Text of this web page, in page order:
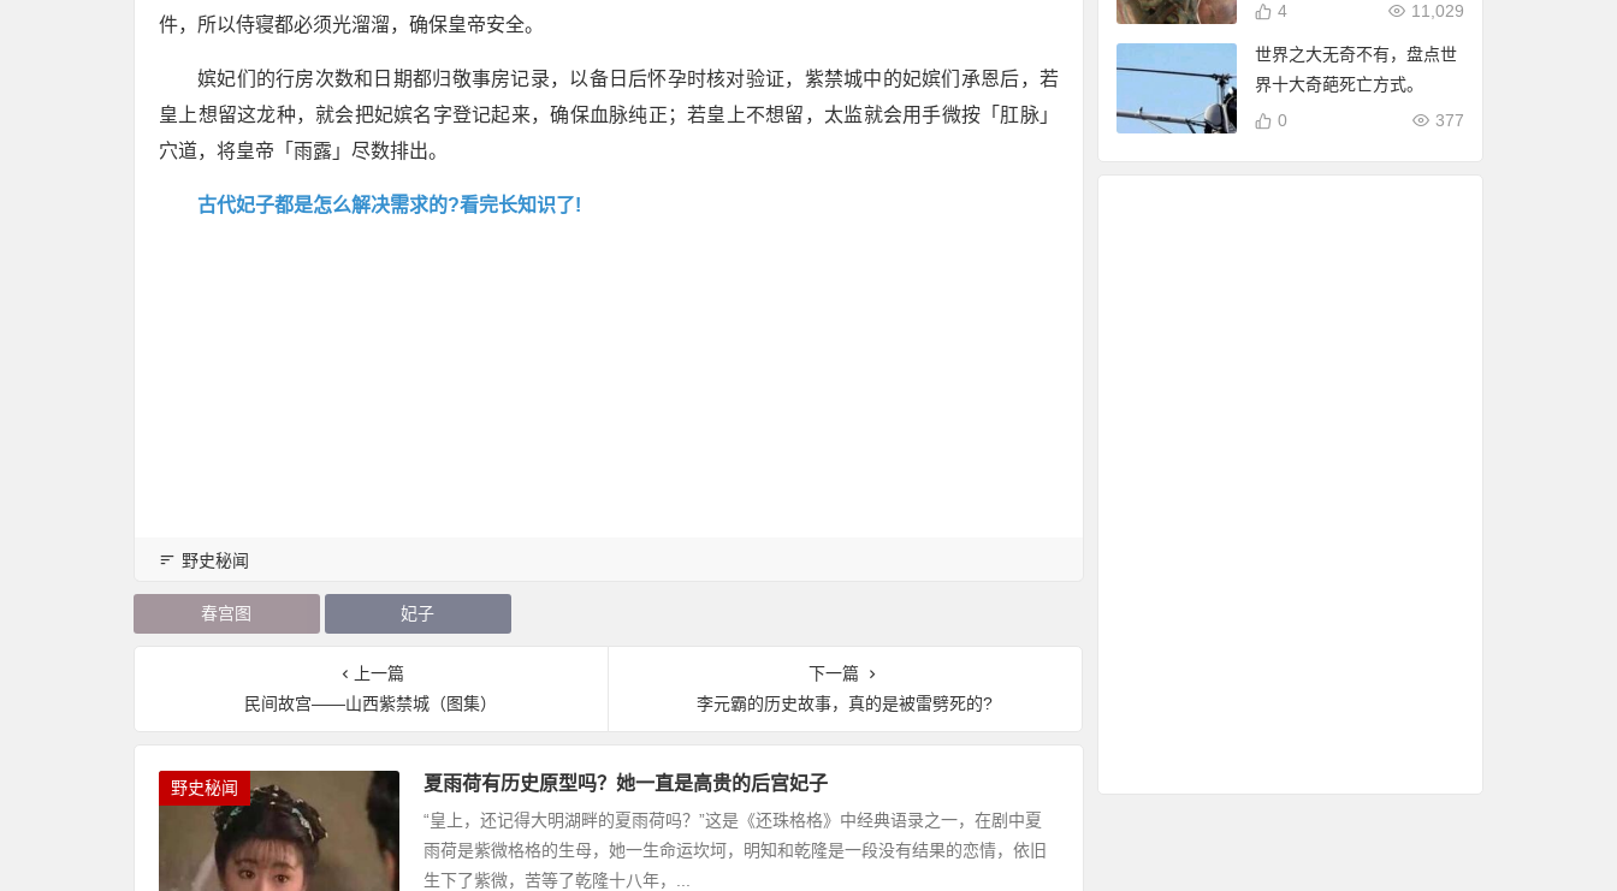
件，所以侍寝都必须光溜溜，确保皇帝安全。
嫔妃们的行房次数和日期都归敬事房记录，以备日后怀孕时核对验证，紫禁城中的妃嫔们承恩后，若
皇上想留这龙种，就会把妃嫔名字登记起来，确保血脉纯正；若皇上不想留，太监就会用手微按「肛脉」
穴道，将皇帝「雨露」尽数排出。
古代妃子都是怎么解决需求的?看完长知识了!
野史秘闻
春宫图 妃子
上一篇
民间故宫——山西紫禁城（图集）
下一篇
李元霸的历史故事，真的是被雷劈死的?
野史秘闻 夏雨荷有历史原型吗？她一直是高贵的后宫妃子
“皇上，还记得大明湖畔的夏雨荷吗？”这是《还珠格格》中经典语录之一，在剧中夏
雨荷是紫微格格的生母，她一生命运坎坷，明知和乾隆是一段没有结果的恋情，依旧
生下了紫微，苦等了乾隆十八年，...
11,029
4
世界之大无奇不有，盘点世
界十大奇葩死亡方式。
377
0